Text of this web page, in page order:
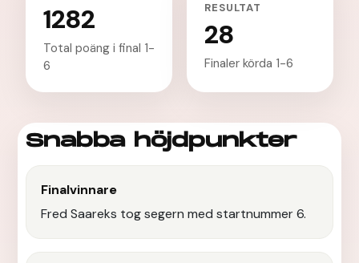
1282
Total poäng i final 1-
6
RESULTAT
28
Finaler körda 1-6
Snabba höjdpunkter
Finalvinnare
Fred Saareks tog segern med startnummer 6.